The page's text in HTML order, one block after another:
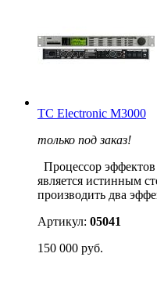
TC Electronic M3000
только под заказ!
Процессор
является истинным
производить два
Артикул: 05041
150 000 руб.